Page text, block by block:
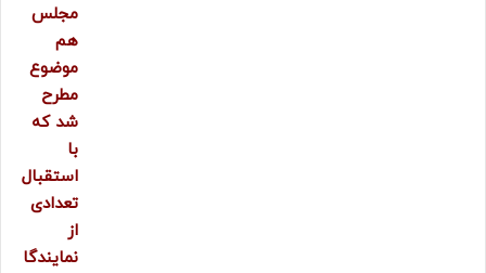
مجلس
هم
موضوع
مطرح
شد که
با
استقبال
تعدادی
از
نمایندگا